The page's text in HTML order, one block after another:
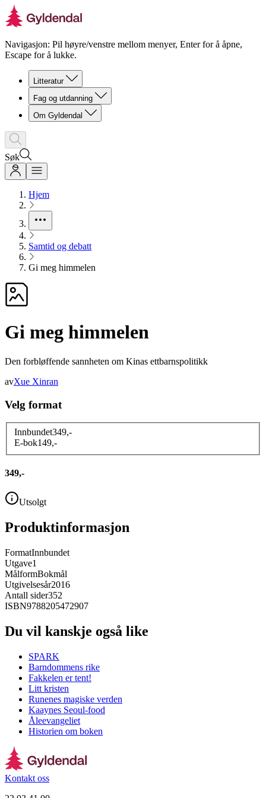
Navigasjon: Pil høyre/venstre mellom menyer, Enter for å åpne,
Escape for å lukke.
Litteratur
Fag og utdanning
Om Gyldendal
Søk
Hjem
Samtid og debatt
Gi meg himmelen
Gi meg himmelen
Den forbløffende sannheten om Kinas ettbarnspolitikk
avXue Xinran
Velg format
Innbundet349,-
E-bok149,-
349,-
Utsolgt
Produktinformasjon
FormatInnbundet
Utgave1
MålformBokmål
Utgivelsesår2016
Antall sider352
ISBN9788205472907
Du vil kanskje også like
SPARK
Barndommens rike
Fakkelen er tent!
Litt kristen
Runenes magiske verden
Kaaynes Seoul-food
Åleevangeliet
Historien om boken
Kontakt oss